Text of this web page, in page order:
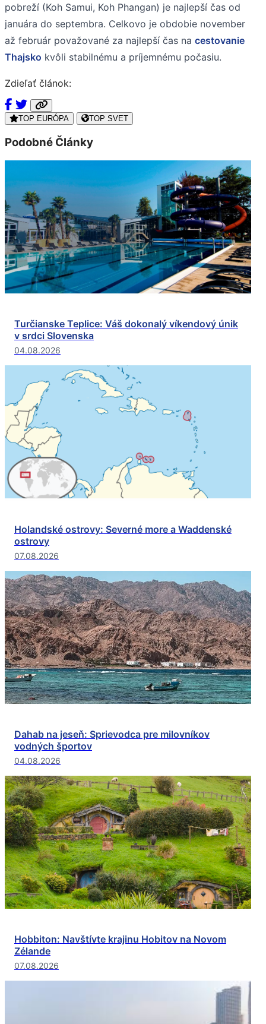
pobreží (Koh Samui, Koh Phangan) je najlepší čas od
januára do septembra. Celkovo je obdobie november
až február považované za najlepší čas na cestovanie
Thajsko kvôli stabilnému a príjemnému počasiu.
Zdieľať článok:
TOP EURÓPA TOP SVET
Podobné Články
Turčianske Teplice: Váš dokonalý víkendový únik
v srdci Slovenska
04.08.2026
Holandské ostrovy: Severné more a Waddenské
ostrovy
07.08.2026
Dahab na jeseň: Sprievodca pre milovníkov
vodných športov
04.08.2026
Hobbiton: Navštívte krajinu Hobitov na Novom
Zélande
07.08.2026